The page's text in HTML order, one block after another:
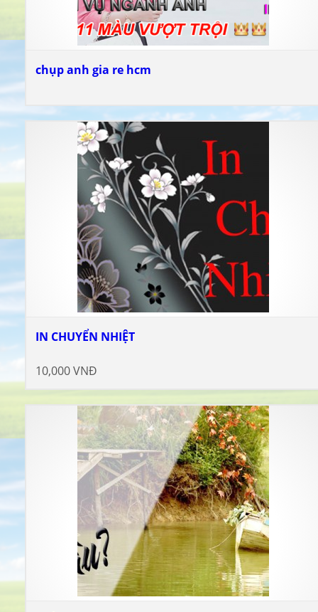
chụp anh gia re hcm
IN CHUYỂN NHIỆT
10,000 VNĐ